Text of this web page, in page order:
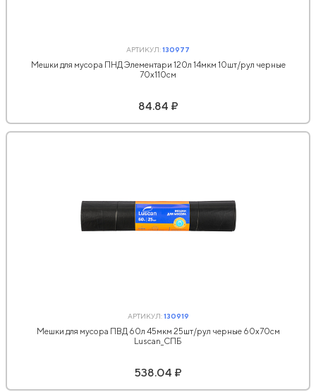
АРТИКУЛ:130977
Мешки для мусора ПНД Элементари 120л 14мкм 10шт/рул черные
70х110см
84.84 ₽
АРТИКУЛ:130919
Мешки для мусора ПВД 60л 45мкм 25шт/рул черные 60x70см
Luscan_СПБ
538.04 ₽